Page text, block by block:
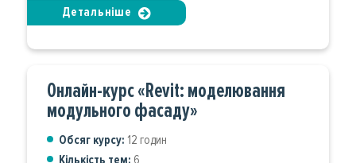
Детальніше
Онлайн-курс «Revit: моделювання
модульного фасаду»
Обсяг курсу: 12 годин
Кількість тем: 6